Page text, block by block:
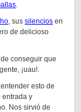
.
, sus silencios en
de delicioso
conseguir que
¡uau!.
esto de
entrada y
Nos sirvió de